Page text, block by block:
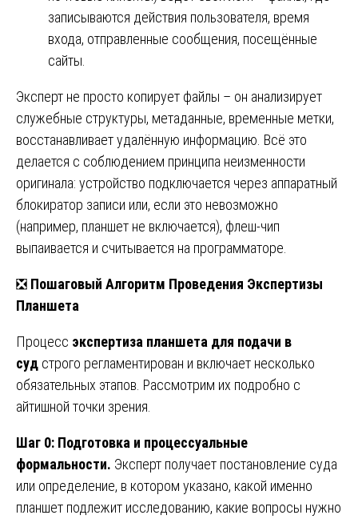
записываются действия пользователя, время
входа, отправленные сообщения, посещённые
сайты.
Эксперт не просто копирует файлы – он анализирует
служебные структуры, метаданные, временные метки,
восстанавливает удалённую информацию. Всё это
делается с соблюдением принципа неизменности
оригинала: устройство подключается через аппаратный
блокиратор записи или, если это невозможно
(например, планшет не включается), флеш-чип
выпаивается и считывается на программаторе.
❎ Пошаговый Алгоритм Проведения Экспертизы
Планшета
Процесс экспертиза планшета для подачи в
суд строго регламентирован и включает несколько
обязательных этапов. Рассмотрим их подробно с
айтишной точки зрения.
Шаг 0: Подготовка и процессуальные
формальности. Эксперт получает постановление суда
или определение, в котором указано, какой именно
планшет подлежит исследованию, какие вопросы нужно